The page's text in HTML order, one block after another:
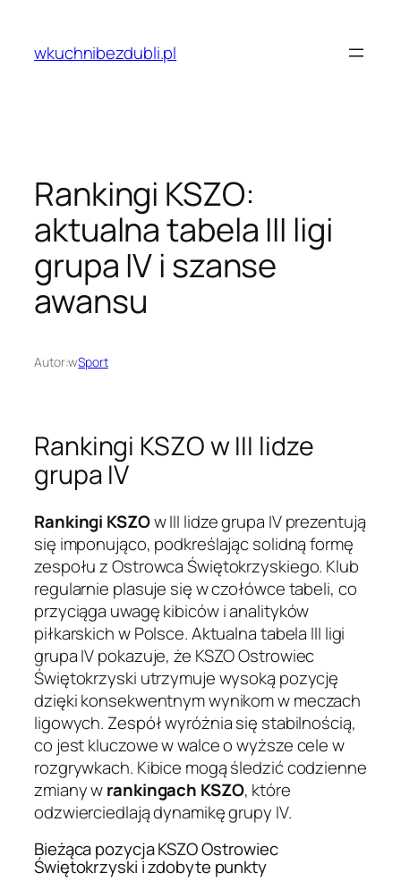
treściwkuchnibezdubli.pl
Rankingi KSZO:
aktualna tabela III ligi
grupa IV i szanse
awansu
Autor:wSport
Rankingi KSZO w III lidze
grupa IV
Rankingi KSZOw III lidze grupa IV prezentują
się imponująco, podkreślając solidną formę
zespołu z Ostrowca Świętokrzyskiego. Klub
regularnie plasuje się w czołówce tabeli, co
przyciąga uwagę kibiców i analityków
piłkarskich w Polsce. Aktualna tabela III ligi
grupa IV pokazuje, że KSZO Ostrowiec
Świętokrzyski utrzymuje wysoką pozycję
dzięki konsekwentnym wynikom w meczach
ligowych. Zespół wyróżnia się stabilnością,
co jest kluczowe w walce o wyższe cele w
rozgrywkach. Kibice mogą śledzić codzienne
zmiany wrankingach KSZO, które
odzwierciedlają dynamikę grupy IV.
Bieżąca pozycja KSZO Ostrowiec
Świętokrzyski i zdobyte punkty